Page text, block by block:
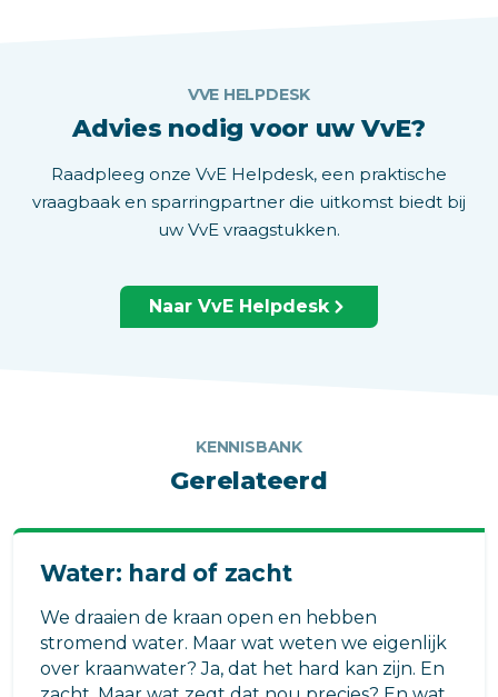
VVE HELPDESK
Advies nodig voor uw VvE?
Raadpleeg onze VvE Helpdesk, een praktische
vraagbaak en sparringpartner die uitkomst biedt bij
uw VvE vraagstukken.
Naar VvE Helpdesk
KENNISBANK
Gerelateerd
Water: hard of zacht
We draaien de kraan open en hebben
stromend water. Maar wat weten we eigenlijk
over kraanwater? Ja, dat het hard kan zijn. En